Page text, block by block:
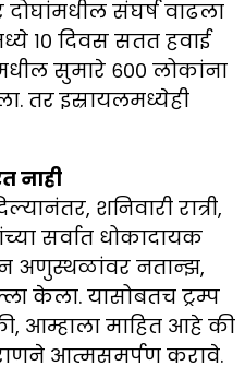
दोघांमधील संघर्ष वाढला
१० दिवस सतत हवाई
सुमारे ६०० लोकांना
तर इस्रायलमध्येही
नाही
शनिवारी रात्री,
सर्वात धोकादायक
अणुस्थळांवर नतान्झ,
केला. यासोबतच ट्रम्प
आम्हाला माहित आहे की
आत्मसमर्पण करावे.